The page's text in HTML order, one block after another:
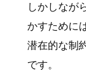
しかしなが
かすために
潜在的な制
です。